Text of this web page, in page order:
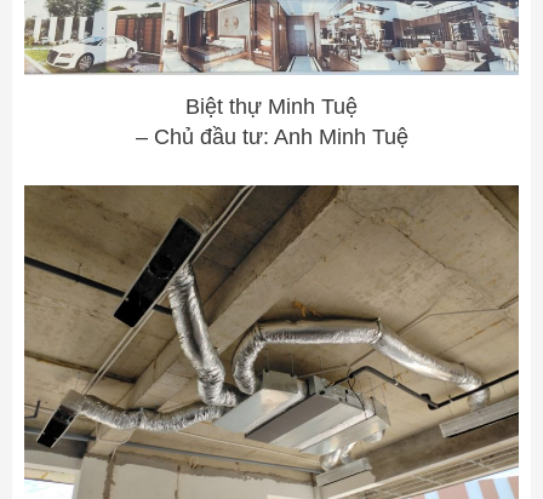
Biệt thự Minh Tuệ
– Chủ đầu tư: Anh Minh Tuệ